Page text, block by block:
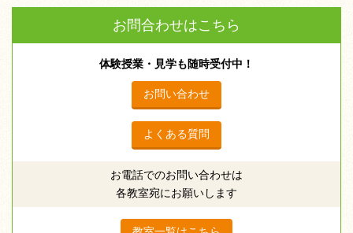
お問合わせはこちら
体験授業・見学も随時受付中！
お問い合わせ
よくある質問
お電話でのお問い合わせは
各教室宛にお願いします